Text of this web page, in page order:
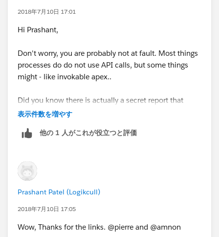
2018年7月10日 17:01
Hi Prashant,
Don't worry, you are probably not at fault. Most things
processes do do not use API calls, but some things
might - like invokable apex..
Did you know there is actually a secret report that
shows your API usage? Just add the following to your
M&c=CID&c=TS&c=CC&duel0=FULL_NAME%2CUN
%2CEM&scope=organization&details=yes
表示件数を増やす
他の 1 人がこれが役立つと評価
Prashant Patel (Logikcull)
2018年7月10日 17:05
Wow, Thanks for the links. @pierre and @amnon